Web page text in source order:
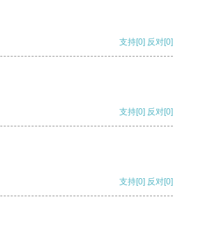
支持[0] 反对[0]
支持[0] 反对[0]
支持[0] 反对[0]